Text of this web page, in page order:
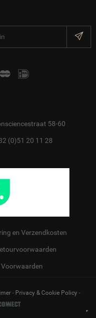
58-60
(0)51 20 11 28
en Verzendkosten
Voorwaarden
- Privacy & Cookie Policy-